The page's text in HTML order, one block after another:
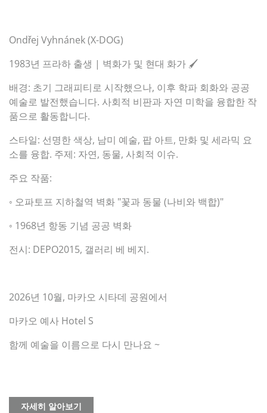
Ondřej Vyhnánek (X-DOG)
1983년 프라하 출생 | 벽화가 및 현대 화가 🖌️
배경: 초기 그래피티로 시작했으나, 이후 학파 회화와 공공
예술로 발전했습니다. 사회적 비판과 자연 미학을 융합한 작
품으로 활동합니다.
스타일: 선명한 색상, 남미 예술, 팝 아트, 만화 및 세라믹 요
소를 융합. 주제: 자연, 동물, 사회적 이슈.
주요 작품:
◦ 오파토프 지하철역 벽화 "꽃과 동물 (나비와 백합)"
◦ 1968년 항동 기념 공공 벽화
전시: DEPO2015, 갤러리 베 베지.
2026년 10월, 마카오 시타데 공원에서
마카오 예사 Hotel S
함께 예술을 이름으로 다시 만나요 ~
자세히 알아보기